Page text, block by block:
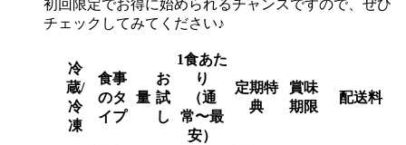
初回限定でお得に始められるチャンスですので、ぜひ
チェックしてみてください♪
冷
蔵/
冷
凍
食事
のタ
イプ
量
お
試
し
1食あた
り
（通
常〜最
安）
定期特
典
賞味
期限
配送料